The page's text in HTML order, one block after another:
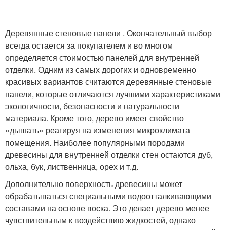
Деревянные стеновые панели . Окончательный выбор
всегда остается за покупателем и во многом
определяется стоимостью панелей для внутренней
отделки. Одним из самых дорогих и одновременно
красивых вариантов считаются деревянные стеновые
панели, которые отличаются лучшими характеристиками
экологичности, безопасности и натуральности
материала. Кроме того, дерево имеет свойство
«дышать» реагируя на изменения микроклимата
помещения. Наиболее популярными породами
древесины для внутренней отделки стен остаются дуб,
ольха, бук, лиственница, орех и т.д.
Дополнительно поверхность древесины может
обрабатываться специальными водоотталкивающими
составами на основе воска. Это делает дерево менее
чувствительным к воздействию жидкостей, однако